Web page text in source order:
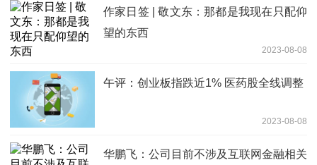
作家日签 | 敬文东：那都是我现在只配仰
望的东西
2023-08-08
午评：创业板指跌近1% 医药股全线调整
2023-08-08
华鹏飞：公司目前不涉及互联网金融相关